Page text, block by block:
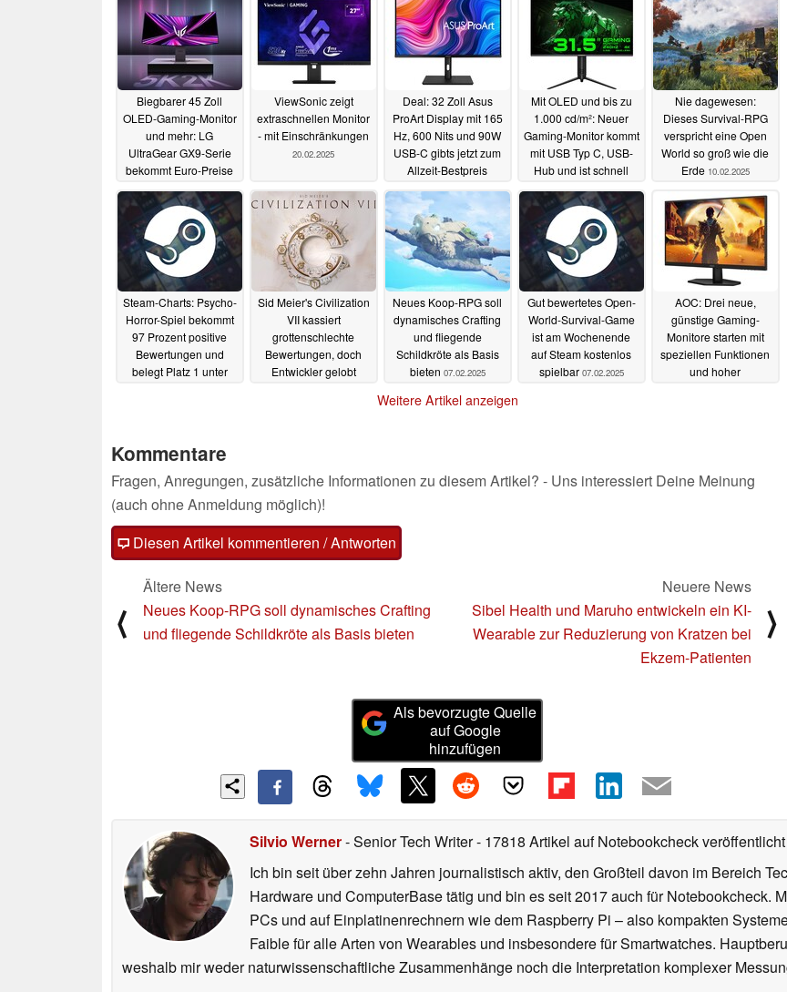
Biegbarer 45 Zoll
OLED-Gaming-Monitor
und mehr: LG
UltraGear GX9-Serie
bekommt Euro-Preise
26.02.2025
ViewSonic zeigt
extraschnellen Monitor
- mit Einschränkungen
20.02.2025
Deal: 32 Zoll Asus
ProArt Display mit 165
Hz, 600 Nits und 90W
USB-C gibts jetzt zum
Allzeit-Bestpreis
12.02.2025
Mit OLED und bis zu
1.000 cd/m²: Neuer
Gaming-Monitor kommt
mit USB Typ C, USB-
Hub und ist schnell
11.02.2025
Nie dagewesen:
Dieses Survival-RPG
verspricht eine Open
World so groß wie die
Erde 10.02.2025
Steam-Charts: Psycho-
Horror-Spiel bekommt
97 Prozent positive
Bewertungen und
belegt Platz 1 unter
Sid Meier's Civilization
VII kassiert
grottenschlechte
Bewertungen, doch
Entwickler gelobt
Neues Koop-RPG soll
dynamisches Crafting
und fliegende
Schildkröte als Basis
bieten 07.02.2025
Gut bewertetes Open-
World-Survival-Game
ist am Wochenende
auf Steam kostenlos
spielbar 07.02.2025
AOC: Drei neue,
günstige Gaming-
Monitore starten mit
speziellen Funktionen
und hoher
Weitere Artikel anzeigen
Kommentare
Fragen, Anregungen, zusätzliche Informationen zu diesem Artikel? - Uns interessiert Deine Meinung
(auch ohne Anmeldung möglich)!
Diesen Artikel kommentieren / Antworten
⟨
Ältere News
Neues Koop-RPG soll dynamisches Crafting
und fliegende Schildkröte als Basis bieten
Neuere News
Sibel Health und Maruho entwickeln ein KI-
Wearable zur Reduzierung von Kratzen bei
Ekzem-Patienten
⟩
Als bevorzugte Quelle
auf Google
hinzufügen
Silvio Werner- Senior Tech Writer- 17818 Artikel auf Notebookcheck veröffentlicht
Ich bin seit über zehn Jahren journalistisch aktiv, den Großteil davon im Bereich
Hardware und ComputerBase tätig und bin es seit 2017 auch für Notebookcheck.
PCs und auf Einplatinenrechnern wie dem Raspberry Pi – also kompakten
Faible für alle Arten von Wearables und insbesondere für Smartwatches.
weshalb mir weder naturwissenschaftliche Zusammenhänge noch die Interpretation komplexer